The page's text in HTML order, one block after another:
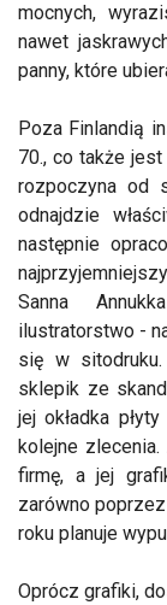
mocnych,
nawet
panny, które
Poza Finlandią
70., co także
rozpoczyna od
odnajdzie
następnie
Sanna
ilustratorstwo -
się w
sklepik ze
jej okładka
kolejne zlecenia.
firmę, a jej
zarówno
roku planuje
Oprócz grafiki,